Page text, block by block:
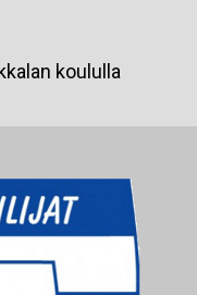
koululla